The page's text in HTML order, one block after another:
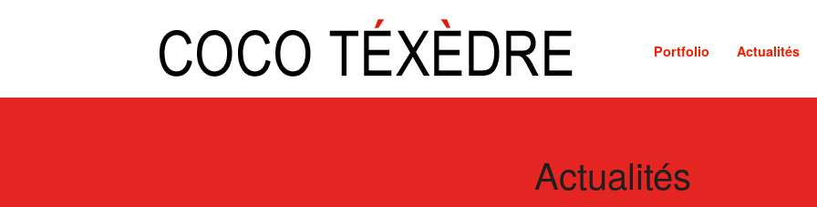
Portfolio Actualités
Actualités